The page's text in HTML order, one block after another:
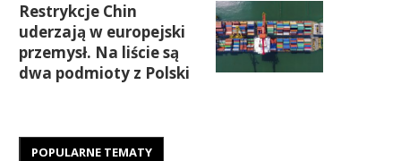
Restrykcje Chin
uderzają w europejski
przemysł. Na liście są
dwa podmioty z Polski
POPULARNE TEMATY